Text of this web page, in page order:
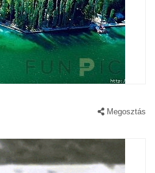
Megosztás